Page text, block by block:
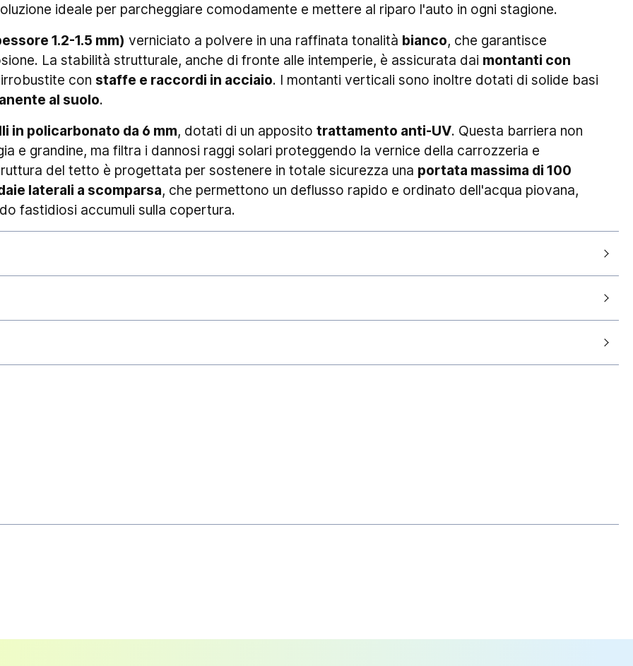
ideale per parcheggiare comodamente e mettere al riparo l'auto in ogni stagione.
1.2-1.5 mm) verniciato a polvere in una raffinata tonalità bianco, che garantisce
La stabilità strutturale, anche di fronte alle intemperie, è assicurata dai montanti con
con staffe e raccordi in acciaio. I montanti verticali sono inoltre dotati di solide basi
al suolo.
in policarbonato da 6 mm, dotati di un apposito trattamento anti-UV. Questa barriera non
e grandine, ma filtra i dannosi raggi solari proteggendo la vernice della carrozzeria e
del tetto è progettata per sostenere in totale sicurezza una portata massima di 100
laterali a scomparsa, che permettono un deflusso rapido e ordinato dell'acqua piovana,
fastidiosi accumuli sulla copertura.
573x313x205cm
Policarbonato 6mm
che i
Eventi quali, ad esempio, l'elevato traffico di merci sul territorio nazionale in particolari
festività in genere) piuttosto che tumulti sindacali nel settore trasporti, possono incidere sulle
dalla data di consegna